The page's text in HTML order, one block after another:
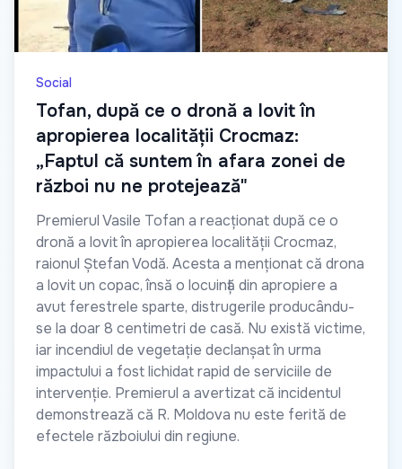
Social
Tofan, după ce o dronă a lovit în
apropierea localității Crocmaz:
„Faptul că suntem în afara zonei de
război nu ne protejează"
Premierul Vasile Tofan a reacționat după ce o
dronă a lovit în apropierea localității Crocmaz,
raionul Ștefan Vodă. Acesta a menționat că drona
a lovit un copac, însă o locuință din apropiere a
avut ferestrele sparte, distrugerile producându-
se la doar 8 centimetri de casă. Nu există victime,
iar incendiul de vegetație declanșat în urma
impactului a fost lichidat rapid de serviciile de
intervenție. Premierul a avertizat că incidentul
demonstrează că R. Moldova nu este ferită de
efectele războiului din regiune.